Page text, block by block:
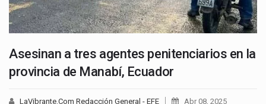
Asesinan a tres agentes penitenciarios en la
provincia de Manabí, Ecuador
LaVibrante.Com Redacción General - EFE Abr 08, 2025